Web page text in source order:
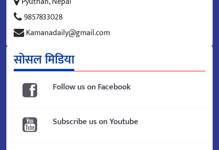
9857833028
Kamanadaily@gmail.com
सोसल मिडिया
Follow us on Facebook
Subscribe us on Youtube